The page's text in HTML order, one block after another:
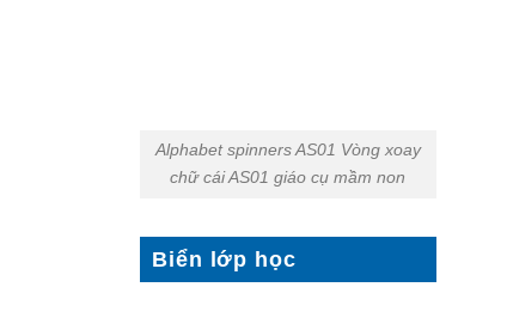
Alphabet spinners AS01 Vòng xoay
chữ cái AS01 giáo cụ mầm non
Biển lớp học